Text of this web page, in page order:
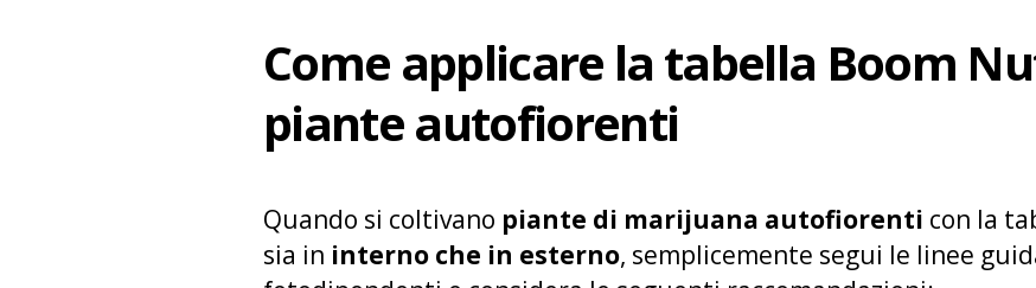
Come applicare la tabella Boom
piante autofiorenti
Quando si coltivano piante di marijuana autofiorenti con la
sia in interno che in esterno, semplicemente segui le linee